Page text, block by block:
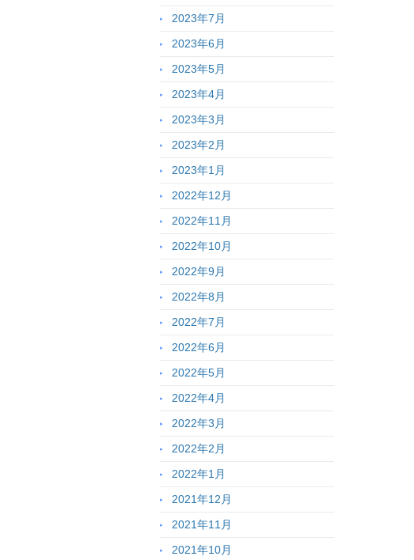
2023年7月
2023年6月
2023年5月
2023年4月
2023年3月
2023年2月
2023年1月
2022年12月
2022年11月
2022年10月
2022年9月
2022年8月
2022年7月
2022年6月
2022年5月
2022年4月
2022年3月
2022年2月
2022年1月
2021年12月
2021年11月
2021年10月